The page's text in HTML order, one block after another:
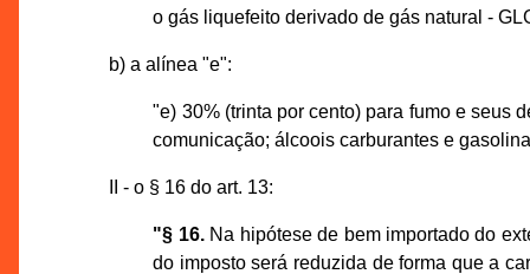
o gás liquefeito derivado de gás natural -
b) a alínea "e":
"e) 30% (trinta por cento) para fumo e seus
comunicação; álcoois carburantes e
II - o § 16 do art. 13:
"§ 16.Na hipótese de bem importado do
do imposto será reduzida de forma que a